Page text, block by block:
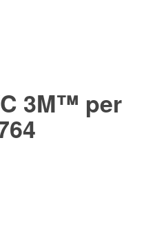
3M™ per